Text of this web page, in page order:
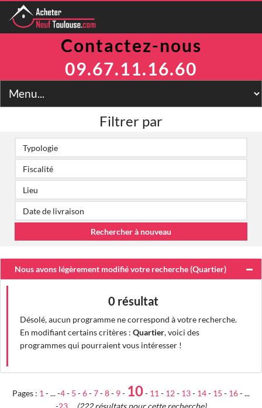
BRS
LMNP
Toulouse
Financement
Simulateur
Prix m2
Contact
Contactez-nous
09.67.11.16.60
Filtrer par
Nous avons légèrement modifié votre recherche (Quartier)
0 résultat
Désolé, aucun programme ne correspond à votre recherche.
En modifiant certains critères : Quartier, voici des
programmes qui pourraient vous intéresser !
Pages : 1 - ... -4- 5 -6-7-8- 9- 10- 11 - 12- 13- 14- 15 - 16- ...
-23 (222 résultats pour cette recherche)